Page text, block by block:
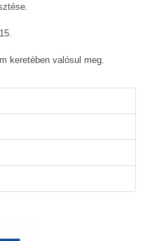
keretében valósul meg.